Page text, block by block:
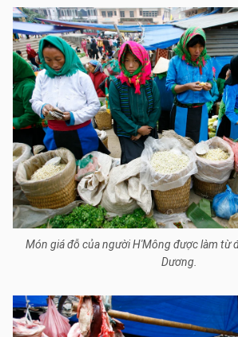
Món giá đỗ của người H'Mông được làm từ
Dương.